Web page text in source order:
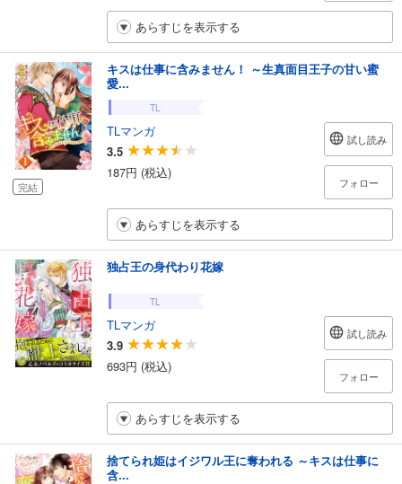
あらすじを表示する
完結
キスは仕事に含みません！ ～生真面目王子の甘い蜜
愛...
TL
TLマンガ
3.5
187円 (税込)
試し読み
フォロー
あらすじを表示する
独占王の身代わり花嫁
TL
TLマンガ
3.9
693円 (税込)
試し読み
フォロー
あらすじを表示する
捨てられ姫はイジワル王に奪われる ～キスは仕事に
含...